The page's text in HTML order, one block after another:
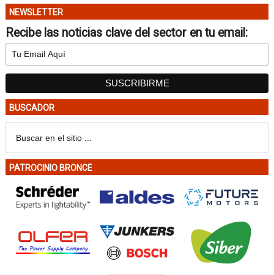
NEWSLETTER
Recibe las noticias clave del sector en tu email:
BUSCADOR
PATROCINIO BRONCE